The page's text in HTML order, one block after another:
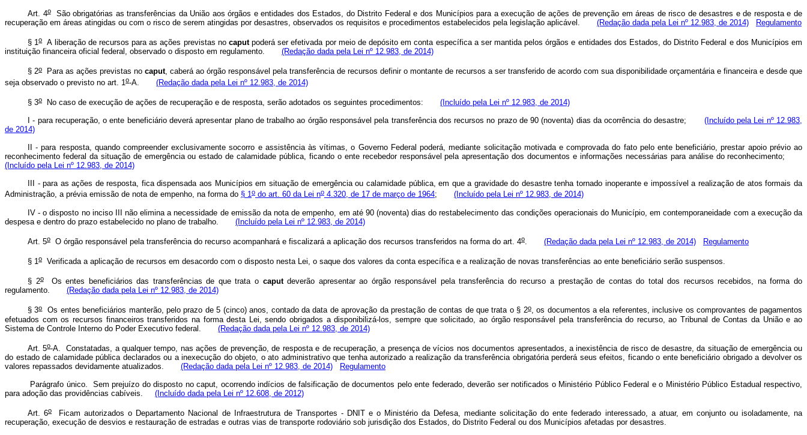
Art. 4oSão obrigatórias as transferências da União aos órgãos e entidades dos Estados, do Distrito Federal e dos Municípios para a execução de ações de prevenção em áreas de risco de desastres e de resposta e de
recuperação em áreas atingidas ou com o risco de serem atingidas por desastres, observados os requisitos e procedimentos estabelecidos pela legislação aplicável. (Redação dada pela Lei nº 12.983, de 2014) Regulamento
§ 1oA liberação de recursos para as ações previstas no caputpoderá ser efetivada por meio de depósito em conta específica a ser mantida pelos órgãos e entidades dos Estados, do Distrito Federal e dos Municípios em
instituição financeira oficial federal, observado o disposto em regulamento. (Redação dada pela Lei nº 12.983, de 2014)
§ 2o Para as ações previstas no caput, caberá ao órgão responsável pela transferência de recursos definir o montante de recursos a ser transferido de acordo com sua disponibilidade orçamentária e financeira e desde que
seja observado o previsto no art. 1 o-A. (Redação dada pela Lei nº 12.983, de 2014)
§ 3o No caso de execução de ações de recuperação e de resposta, serão adotados os seguintes procedimentos: (Incluído pela Lei nº 12.983, de 2014)
I - para recuperação, o ente beneficiário deverá apresentar plano de trabalho ao órgão responsável pela transferência dos recursos no prazo de 90 (noventa) dias da ocorrência do desastre; (Incluído pela Lei nº 12.983,
de 2014)
II - para resposta, quando compreender exclusivamente socorro e assistência às vítimas, o Governo Federal poderá, mediante solicitação motivada e comprovada do fato pelo ente beneficiário, prestar apoio prévio ao
reconhecimento federal da situação de emergência ou estado de calamidade pública, ficando o ente recebedor responsável pela apresentação dos documentos e informações necessárias para análise do reconhecimento;
(Incluído pela Lei nº 12.983, de 2014)
III - para as ações de resposta, fica dispensada aos Municípios em situação de emergência ou calamidade pública, em que a gravidade do desastre tenha tornado inoperante e impossível a realização de atos formais da
Administração, a prévia emissão de nota de empenho, na forma do § 1o do art. 60 da Lei no 4.320, de 17 de março de 1964; (Incluído pela Lei nº 12.983, de 2014)
IV - o disposto no inciso III não elimina a necessidade de emissão da nota de empenho, em até 90 (noventa) dias do restabelecimento das condições operacionais do Município, em contemporaneidade com a execução da
despesa e dentro do prazo estabelecido no plano de trabalho. (Incluído pela Lei nº 12.983, de 2014)
Art. 5o O órgão responsável pela transferência do recurso acompanhará e fiscalizará a aplicação dos recursos transferidos na forma do art. 4o (Redação dada pela Lei nº 12.983, de 2014) Regulamento
§ 1o Verificada a aplicação de recursos em desacordo com o disposto nesta Lei, o saque dos valores da conta específica e a realização de novas transferências ao ente beneficiário serão suspensos.
§ 2oOs entes beneficiários das transferências de que trata o caputdeverão apresentar ao órgão responsável pela transferência do recurso a prestação de contas do total dos recursos recebidos, na forma do
regulamento. (Redação dada pela Lei nº 12.983, de 2014)
§ 3oOs entes beneficiários manterão, pelo prazo de 5 (cinco) anos, contado da data de aprovação da prestação de contas de que trata o § 2o, os documentos a ela referentes, inclusive os comprovantes de pagamentos
efetuados com os recursos financeiros transferidos na forma desta Lei, sendo obrigados a disponibilizá-los, sempre que solicitado, ao órgão responsável pela transferência do recurso, ao Tribunal de Contas da União e ao
Sistema de Controle Interno do Poder Executivo federal. (Redação dada pela Lei nº 12.983, de 2014)
Art. 5o-A. Constatadas, a qualquer tempo, nas ações de prevenção, de resposta e de recuperação, a presença de vícios nos documentos apresentados, a inexistência de risco de desastre, da situação de emergência ou
do estado de calamidade pública declarados ou a inexecução do objeto, o ato administrativo que tenha autorizado a realização da transferência obrigatória perderá seus efeitos, ficando o ente beneficiário obrigado a devolver os
valores repassados devidamente atualizados. (Redação dada pela Lei nº 12.983, de 2014)
Regulamento
Parágrafo único. Sem prejuízo do disposto nocaput, ocorrendo indícios de falsificação de documentos pelo ente federado, deverão ser notificados o Ministério Público Federal e o Ministério Público Estadual respectivo,
para adoção das providências cabíveis.
(Incluído dada pela Lei nº 12.608, de 2012)
Art. 6o
Ficam autorizados o Departamento Nacional de Infraestrutura de Transportes - DNIT e o Ministério da Defesa, mediante solicitação do ente federado interessado, a atuar, em conjunto ou isoladamente, na
recuperação, execução de desvios e restauração de estradas e outras vias de transporte rodoviário sob jurisdição dos Estados, do Distrito Federal ou dos Municípios afetadas por desastres.